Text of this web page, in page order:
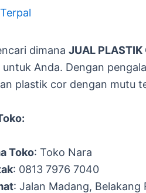
dimana JUAL PLASTIK
Anda. Dengan
plastik cor dengan mutu
Toko: Toko Nara
: 0813 7976 7040
: Jalan Madang, Belakang